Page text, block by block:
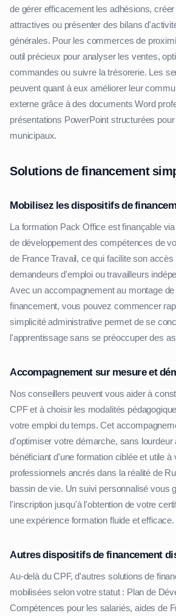
de gérer efficacement les adhésions,
attractives ou présenter des bilans
générales. Pour les commerces de
outil précieux pour analyser les ventes,
commandes ou suivre la trésorerie. Les
peuvent quant à eux améliorer leur
externe grâce à des documents Word
présentations PowerPoint structurées
municipaux.
Solutions de financement
Mobilisez les dispositifs de
La formation Pack Office est finançable
de développement des compétences de
de France Travail, ce qui facilite son
demandeurs d'emploi ou travailleurs
Avec un accompagnement au montage
financement, vous pouvez commencer
simplicité administrative permet de se
l'apprentissage sans se préoccuper des
Accompagnement sur mesure et
Nos conseillers peuvent vous aider à
CPF et à choisir les modalités
votre emploi du temps. Cet
d'optimiser votre démarche, sans lourdeur
bénéficiant d'une formation ciblée et utile à
professionnels ancrés dans la réalité de
bassin de vie. Un suivi personnalisé vous
l'inscription jusqu'à l'obtention de votre
une expérience formation fluide et efficace.
Autres dispositifs de financement
Au-delà du CPF, d'autres solutions de
mobilisées selon votre statut : Plan de
Compétences pour les salariés, aides de